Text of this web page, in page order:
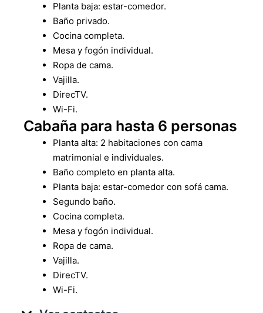
Planta baja: estar-comedor.
Baño privado.
Cocina completa.
Mesa y fogón individual.
Ropa de cama.
Vajilla.
DirecTV.
Wi-Fi.
Cabaña para hasta 6 personas
Planta alta: 2 habitaciones con cama
matrimonial e individuales.
Baño completo en planta alta.
Planta baja: estar-comedor con sofá cama.
Segundo baño.
Cocina completa.
Mesa y fogón individual.
Ropa de cama.
Vajilla.
DirecTV.
Wi-Fi.